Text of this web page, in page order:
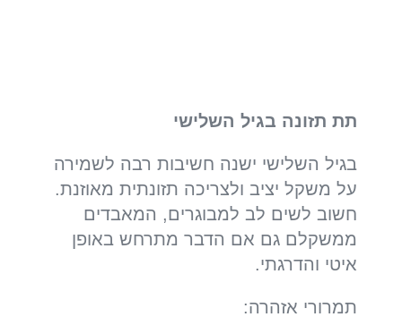
תת תזונה בגיל השלישי
בגיל השלישי ישנה חשיבות רבה לשמירה
על משקל יציב ולצריכה תזונתית מאוזנת.
חשוב לשים לב למבוגרים, המאבדים
ממשקלם גם אם הדבר מתרחש באופן
איטי והדרגתי.
תמרורי אזהרה: